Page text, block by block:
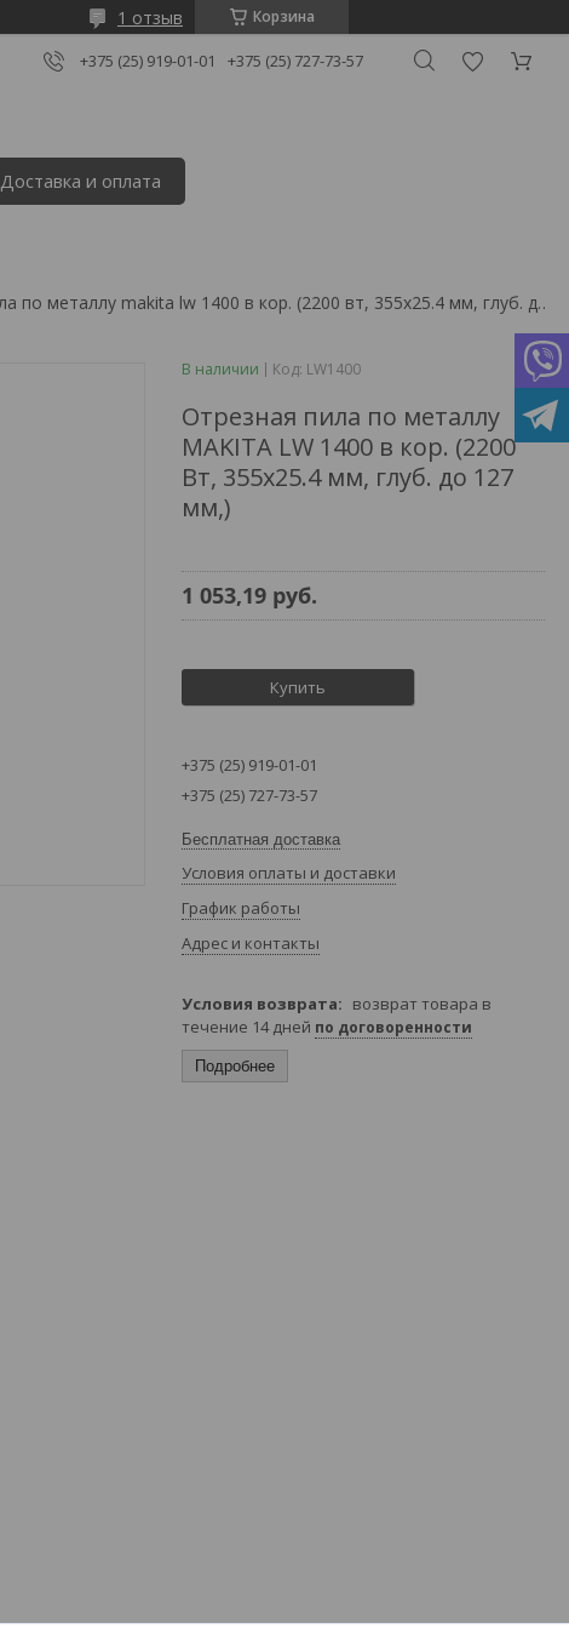
Корзина
1 отзыв
+375 (25) 919-01-01 +375 (25) 727-73-57
Доставка и оплата
Отрезная пила по металлу makita lw 1400 в кор. (2200 вт, 355х25.4 мм, глуб. до 127 мм,)
В наличии Код: LW1400
Отрезная пила по металлу
MAKITA LW 1400 в кор. (2200
Вт, 355х25.4 мм, глуб. до 127
мм,)
1 053,19 руб.
Купить
+375 (25) 919-01-01
+375 (25) 727-73-57
Бесплатная доставка
Условия оплаты и доставки
График работы
Адрес и контакты
возврат товара в
течение 14 дней по договоренности
Подробнее